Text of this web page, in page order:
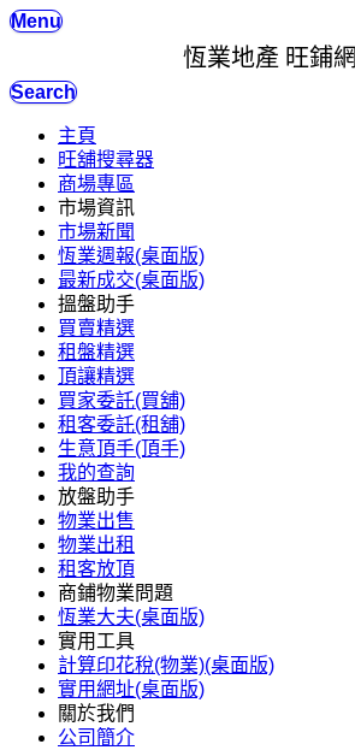
Menu
恆業地產 旺鋪網
Search
主頁
旺舖搜尋器
商場專區
市場資訊
市場新聞
恆業週報(桌面版)
最新成交(桌面版)
搵盤助手
買賣精選
租盤精選
頂讓精選
買家委託(買舖)
租客委託(租舖)
生意頂手(頂手)
我的查詢
放盤助手
物業出售
物業出租
租客放頂
商鋪物業問題
恆業大夫(桌面版)
實用工具
計算印花稅(物業)(桌面版)
實用網址(桌面版)
關於我們
公司簡介